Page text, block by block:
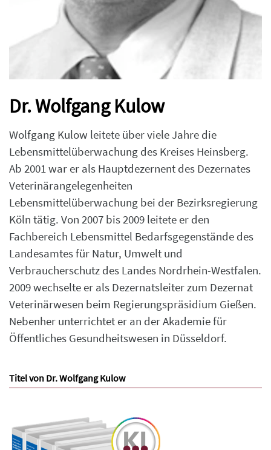
Dr. Wolfgang Kulow
Wolfgang Kulow leitete über viele Jahre die
Lebensmittelüberwachung des Kreises Heinsberg.
Ab 2001 war er als Hauptdezernent des Dezernates
Veterinärangelegenheiten
Lebensmittelüberwachung bei der Bezirksregierung
Köln tätig. Von 2007 bis 2009 leitete er den
Fachbereich Lebensmittel Bedarfsgegenstände des
Landesamtes für Natur, Umwelt und
Verbraucherschutz des Landes Nordrhein-Westfalen.
2009 wechselte er als Dezernatsleiter zum Dezernat
Veterinärwesen beim Regierungspräsidium Gießen.
Nebenher unterrichtet er an der Akademie für
Öffentliches Gesundheitswesen in Düsseldorf.
Titel von Dr. Wolfgang Kulow